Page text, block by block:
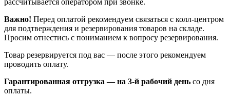
рассчитывается оператором при звонке.
Важно! Перед оплатой рекомендуем связаться с колл‑центром
для подтверждения и резервирования товаров на складе.
Просим отнестись с пониманием к вопросу резервирования.
Товар резервируется под вас — после этого рекомендуем
проводить оплату.
Гарантированная отгрузка — на 3‑й рабочий день со дня
оплаты.